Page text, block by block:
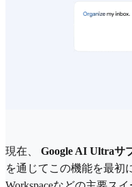
現在、 Google AI Ultraサ
を通じてこの機能を最初